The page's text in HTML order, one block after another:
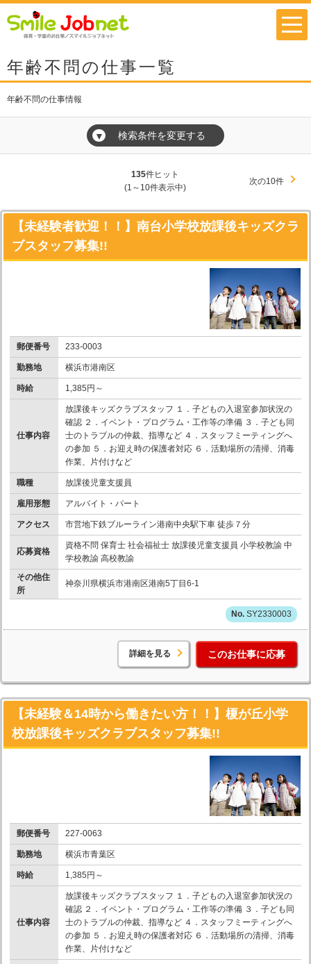
年齢不問の仕事一覧
年齢不問の仕事情報
▼ 検索条件を変更する
135件ヒット
(1～10件表示中)
次の10件
【未経験者歓迎！！】南台小学校放課後キッズクラ
ブスタッフ募集!!
郵便番号 233-0003
勤務地 横浜市港南区
時給 1,385円～
仕事内容
放課後キッズクラブスタッフ １．子どもの入退室参加状況の
確認 ２．イベント・プログラム・工作等の準備 ３．子ども同
士のトラブルの仲裁、指導など ４．スタッフミーティングへ
の参加 ５．お迎え時の保護者対応 ６．活動場所の清掃、消毒
作業、片付けなど
職種 放課後児童支援員
雇用形態 アルバイト・パート
アクセス 市営地下鉄ブルーライン港南中央駅下車 徒歩７分
応募資格
資格不問 保育士 社会福祉士 放課後児童支援員 小学校教諭 中
学校教諭 高校教諭
その他住
所
神奈川県横浜市港南区港南5丁目6-1
SY2330003
詳細を見る このお仕事に応募
【未経験＆14時から働きたい方！！】榎が丘小学
校放課後キッズクラブスタッフ募集!!
郵便番号 227-0063
勤務地 横浜市青葉区
時給 1,385円～
仕事内容
放課後キッズクラブスタッフ １．子どもの入退室参加状況の
確認 ２．イベント・プログラム・工作等の準備 ３．子ども同
士のトラブルの仲裁、指導など ４．スタッフミーティングへ
の参加 ５．お迎え時の保護者対応 ６．活動場所の清掃、消毒
作業、片付けなど